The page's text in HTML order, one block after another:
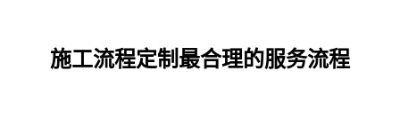
施工流程定制最合理的服务流程